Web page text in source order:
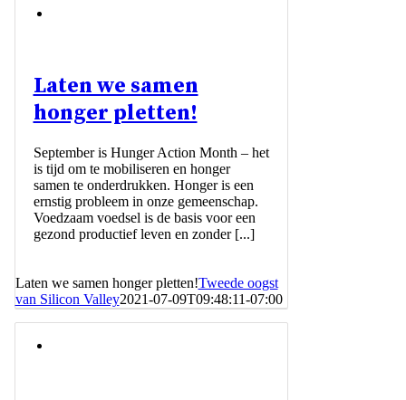
Laten we samen
honger pletten!
September is Hunger Action Month – het
is tijd om te mobiliseren en honger
samen te onderdrukken. Honger is een
ernstig probleem in onze gemeenschap.
Voedzaam voedsel is de basis voor een
gezond productief leven en zonder [...]
Laten we samen honger pletten!Tweede oogst
van Silicon Valley2021-07-09T09:48:11-07:00